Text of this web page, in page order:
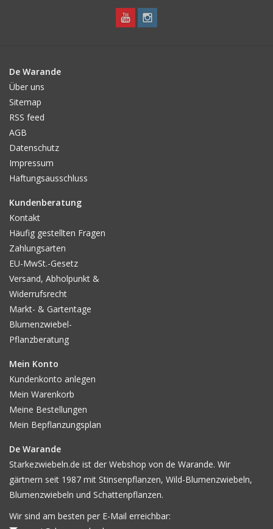
De Warande
Über uns
Sitemap
RSS feed
AGB
Datenschutz
Impressum
Haftungsausschluss
Kundenberatung
Kontakt
Häufig gestellten Fragen
Zahlungsarten
EU-MwSt.-Gesetz
Versand, Abholpunkt &
Widerrufsrecht
Markt- & Gartentage
Blumenzwiebel-
Pflanzberatung
Mein Konto
Kundenkonto anlegen
Mein Warenkorb
Meine Bestellungen
Mein Bepflanzungsplan
De Warande
Starkezwiebeln.de ist der Webshop von de Warande. Wir
gärtnern seit 1987 mit Stinsenpflanzen, Wild-Blumenzwiebeln,
Blumenzwiebeln und Schattenpflanzen.
Wir sind am besten per E-Mail erreichbar: